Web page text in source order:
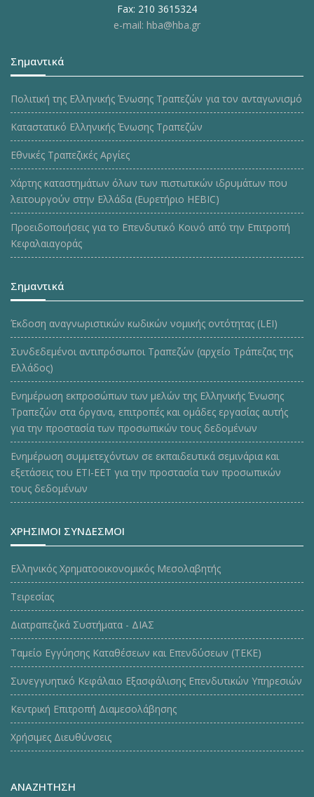
Fax: 210 3615324
e-mail: hba@hba.gr
Σημαντικά
Πολιτική της Ελληνικής Ένωσης Τραπεζών για τον ανταγωνισμό
Καταστατικό Ελληνικής Ένωσης Τραπεζών
Εθνικές Τραπεζικές Αργίες
Χάρτης καταστημάτων όλων των πιστωτικών ιδρυμάτων που
λειτουργούν στην Ελλάδα (Ευρετήριο HEBIC)
Προειδοποιήσεις για το Επενδυτικό Κοινό από την Επιτροπή
Κεφαλαιαγοράς
Σημαντικά
Έκδοση αναγνωριστικών κωδικών νομικής οντότητας (LEI)
Συνδεδεμένοι αντιπρόσωποι Τραπεζών (αρχείο Τράπεζας της
Ελλάδος)
Ενημέρωση εκπροσώπων των μελών της Ελληνικής Ένωσης
Τραπεζών στα όργανα, επιτροπές και ομάδες εργασίας αυτής
για την προστασία των προσωπικών τους δεδομένων
Ενημέρωση συμμετεχόντων σε εκπαιδευτικά σεμινάρια και
εξετάσεις του ΕΤΙ-ΕΕΤ για την προστασία των προσωπικών
τους δεδομένων
ΧΡΗΣΙΜΟΙ ΣΥΝΔΕΣΜΟΙ
Ελληνικός Χρηματοοικονομικός Μεσολαβητής
Τειρεσίας
Διατραπεζικά Συστήματα - ΔΙΑΣ
Ταμείο Εγγύησης Καταθέσεων και Επενδύσεων (ΤΕΚE)
Συνεγγυητικό Κεφάλαιο Εξασφάλισης Επενδυτικών Υπηρεσιών
Κεντρική Επιτροπή Διαμεσολάβησης
Χρήσιμες Διευθύνσεις
ΑΝΑΖΗΤΗΣΗ